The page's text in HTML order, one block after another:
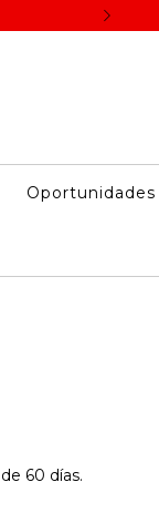
Oportunidades
60 días.